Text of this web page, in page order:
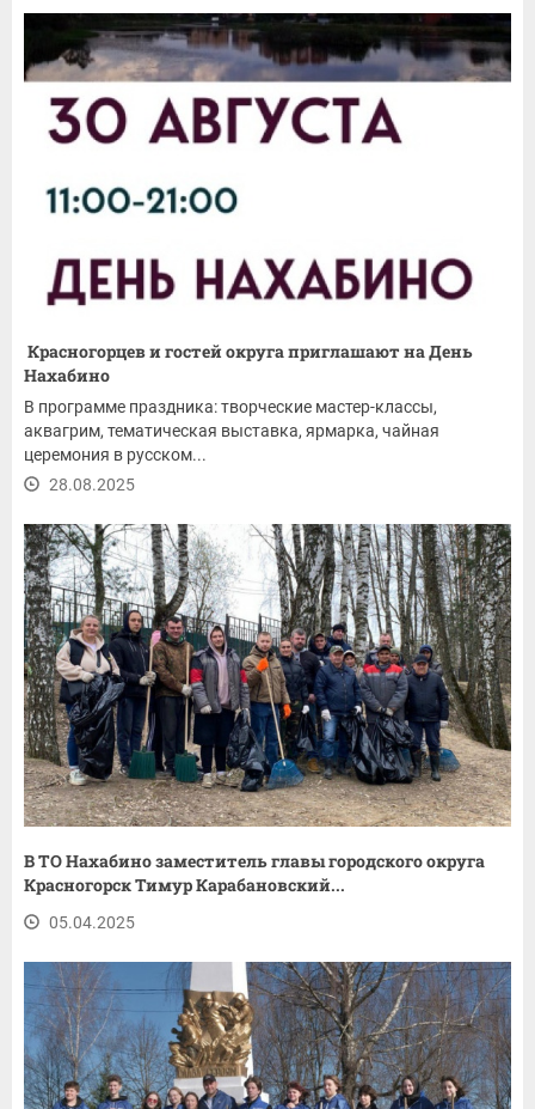
Красногорцев и гостей округа приглашают на День
Нахабино
В программе праздника: творческие мастер-классы,
аквагрим, тематическая выставка, ярмарка, чайная
церемония в русском...
28.08.2025
В ТО Нахабино заместитель главы городского округа
Красногорск Тимур Карабановский...
05.04.2025